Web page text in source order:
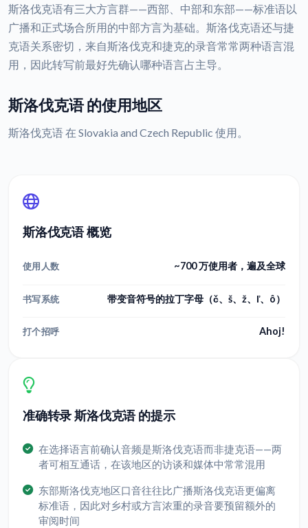
斯洛伐克语有三大方言群——西部、中部和东部——标准语以
广播和正式场合所用的中部方言为基础。斯洛伐克语还与捷
克语关系密切，来自斯洛伐克和捷克的录音常常两种语言混
用，因此转写前最好先确认哪种语言占主导。
斯洛伐克语 的使用地区
斯洛伐克语 在 Slovakia and Czech Republic 使用。
斯洛伐克语 概览
使用人数 ~700 万使用者，遍及全球
书写系统 带变音符号的拉丁字母（č、š、ž、ľ、ô）
打个招呼 Ahoj!
准确转录 斯洛伐克语 的提示
在选择语言前确认音频是斯洛伐克语而非捷克语——两
者可相互通话，在该地区的访谈和媒体中常常混用
东部斯洛伐克地区口音往往比广播斯洛伐克语更偏离
标准语，因此对乡村或方言浓重的录音要预留额外的
审阅时间